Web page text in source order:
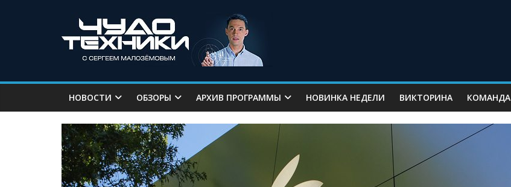
НОВОСТИ ОБЗОРЫ АРХИВ ПРОГРАММЫ НОВИНКА НЕДЕЛИ ВИКТОРИНА КОМАНДА